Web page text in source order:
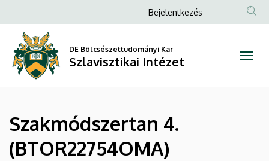
Szakmódszertan
(BTOR22754OMA)
Szlavisztikai
Intézet
a
tartalomra
Anonim
fiók
menüje
Bejelentkezés
DE Bölcsészettudományi Kar
Szlavisztikai Intézet
Szakmódszertan 4.
(BTOR22754OMA)